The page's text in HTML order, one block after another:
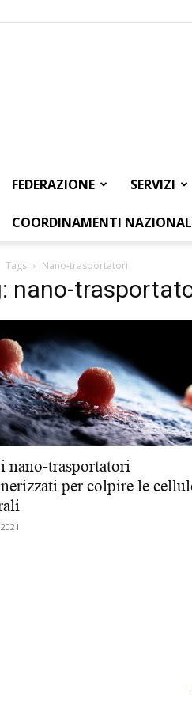
FEDERAZIONE SERVIZI
COORDINAMENTI
Tags Nano-trasportatori
nano-
nano-trasportatori
per colpire le